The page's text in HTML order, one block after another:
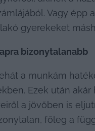
Vagy
gyerekeket
bizonytalanabb
a munkám
Ezek után
a jövőben is
főleg a